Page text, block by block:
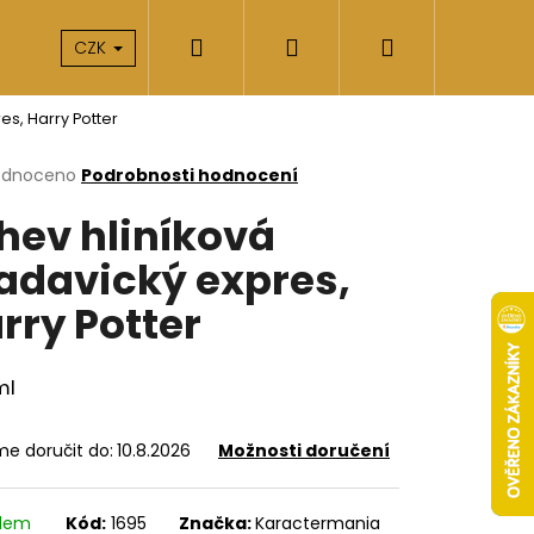
O nás
CZK Přihlášení
Harry Potter
Podrobnosti hodnocení
hliníková
expres,
Potter
doručit do: 10.8.2026 Možnosti doručení
Kód: 1695 Značka:Karactermania
Následující